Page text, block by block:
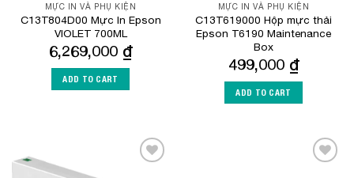
MỰC IN VÀ PHỤ KIỆN
C13T804D00 Mực In Epson
VIOLET 700ML
6,269,000 ₫
ADD TO CART
MỰC IN VÀ PHỤ KIỆN
C13T619000 Hộp mực thải
Epson T6190 Maintenance
Box
499,000 ₫
ADD TO CART